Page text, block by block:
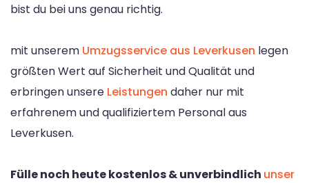
bist du bei uns genau richtig.
mit unserem Umzugsservice aus Leverkusen legen
größten Wert auf Sicherheit und Qualität und
erbringen unsere Leistungen daher nur mit
erfahrenem und qualifiziertem Personal aus
Leverkusen.
Fülle noch heute kostenlos & unverbindlich unser